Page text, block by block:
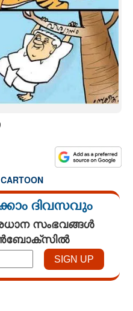
CARTOON
ദിവസവും
സംഭവങ്ങൾ